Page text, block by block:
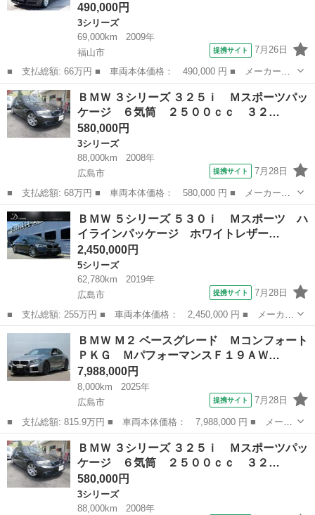
490,000円
3シリーズ
69,000km
2009年
福山市
提携サイト 7月26日
■ 支払総額: 66万円 ■ 車両本体価格： 490,000 円 ■ メーカー
名： ＢＭＷ ■ 車種名： ３シリーズ ■ グレード名： ３２０
ｉ ハイラインパッケージ ３２０ｉハイラインパッケージ 純正１
６インチ・整備記録...
広島 福山市 3シリーズ
ＢＭＷ ３シリーズ ３２５ｉ Ｍスポーツパッ
ケージ ６気筒 ２５００ｃｃ ３２…
580,000円
3シリーズ
88,000km
2008年
広島市
提携サイト 7月28日
■ 支払総額: 68万円 ■ 車両本体価格： 580,000 円 ■ メーカー
名： ＢＭＷ ■ 車種名： ３シリーズ ■ グレード名： ３２５
ｉ Ｍスポーツパッケージ ６気筒 ２５００ｃｃ ３２５ｉ Ｍス
ポーツ サンルーフ...
広島 広島市
ＢＭＷ ５シリーズ ５３０ｉ Ｍスポーツ ハ
イラインパッケージ ホワイトレザー…
2,450,000円
5シリーズ
62,780km
2019年
広島市
提携サイト 7月28日
■ 支払総額: 255万円 ■ 車両本体価格： 2,450,000 円 ■ メーカー
名： ＢＭＷ ■ 車種名： ５シリーズ ■ グレード名： ５３０
ｉ Ｍスポーツ ハイラインパッケージ ホワイトレザーシート イ
ンテリジェン...
広島 広島市
ＢＭＷ Ｍ２ ベースグレード Ｍコンフォート
ＰＫＧ ＭパフォーマンスＦ１９ＡＷ…
7,988,000円
8,000km
2025年
広島市
提携サイト 7月28日
■ 支払総額: 815.9万円 ■ 車両本体価格： 7,988,000 円 ■ メーカ
ー名： ＢＭＷ ■ 車種名： Ｍ２ ■ グレード名： ベースグレー
ド ＭコンフォートＰＫＧ ＭパフォーマンスＦ１９ＡＷ／Ｒ２０Ａ
Ｗ ｈａ...
広島 広島市
ＢＭＷ ３シリーズ ３２５ｉ Ｍスポーツパッ
ケージ ６気筒 ２５００ｃｃ ３２…
580,000円
3シリーズ
88,000km
2008年